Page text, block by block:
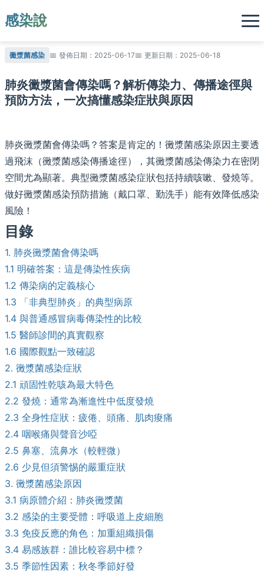
感染說
黴漿菌感染 發佈日期：2025-06-17 更新日期：2025-06-18
肺炎黴漿菌會傳染嗎？解析傳染力、傳播途徑與
預防方法，一次搞懂感染症狀與原因
肺炎黴漿菌會傳染嗎？答案是肯定的！黴漿菌感染原因主要透
過飛沫（黴漿菌感染傳播途徑），其黴漿菌感染傳染力在密閉
空間尤為顯著。典型黴漿菌感染症狀包括持續咳嗽、發燒等。
做好黴漿菌感染預防措施（戴口罩、勤洗手）能有效降低感染
風險！
目錄
1. 肺炎黴漿菌會傳染嗎
1.1 明確答案：這是傳染性疾病
1.2 傳染病的定義核心
1.3 「非典型肺炎」的典型病原
1.4 與普通感冒病毒傳染性的比較
1.5 醫師診間的真實觀察
1.6 國際觀點一致確認
2. 黴漿菌感染症狀
2.1 頑固性乾咳為最大特色
2.2 發燒：通常為漸進性中低度發燒
2.3 全身性症狀：疲倦、頭痛、肌肉痠痛
2.4 咽喉痛與聲音沙啞
2.5 鼻塞、流鼻水（較輕微）
2.6 少見但須警惕的嚴重症狀
3. 黴漿菌感染原因
3.1 病原體介紹：肺炎黴漿菌
3.2 感染的主要受體：呼吸道上皮細胞
3.3 免疫反應的角色：加重組織損傷
3.4 易感族群：誰比較容易中標？
3.5 季節性因素：秋冬季節好發